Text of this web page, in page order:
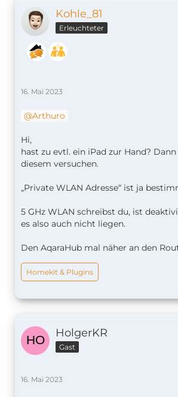
Kohle_81
Erleuchteter
16. Mai 2023
Arthuro
Hi,
hast zu evtl. ein iPad zur Hand?
diesem versuchen.
„Private WLAN Adresse“ ist ja
5 GHz WLAN schreibst du, ist
es also auch nicht liegen.
Den AqaraHub mal näher an den
Homekit & Plugins
HolgerKR
Gast
16. Mai 2023